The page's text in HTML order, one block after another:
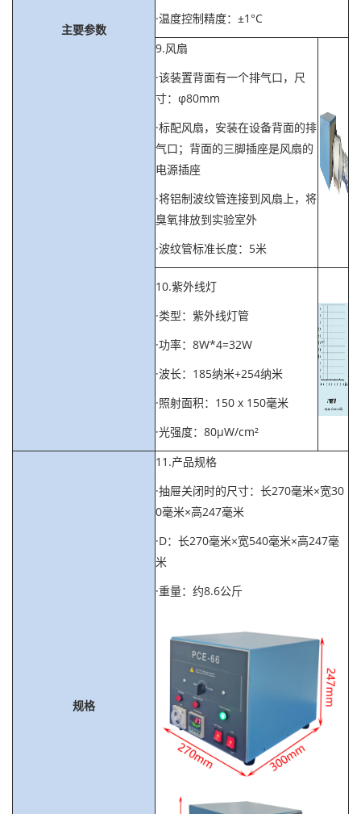
主要参数
·温度控制精度：±1°C
9.风扇
·该装置背面有一个排气口，尺
寸：φ80mm
·标配风扇，安装在设备背面的排
气口；背面的三脚插座是风扇的
电源插座
·将铝制波纹管连接到风扇上，将
臭氧排放到实验室外
·波纹管标准长度：5米
10.紫外线灯
·类型：紫外线灯管
·功率：8W*4=32W
·波长：185纳米+254纳米
·照射面积：150 x 150毫米
·光强度：80µW/cm²
规格
11.产品规格
·抽屉关闭时的尺寸：长270毫米×宽30
0毫米×高247毫米
·D：长270毫米×宽540毫米×高247毫
米
·重量：约8.6公斤